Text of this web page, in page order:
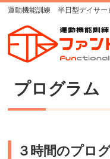
運動機能訓練 半日型デイサー
プログラム
３時間のプロ